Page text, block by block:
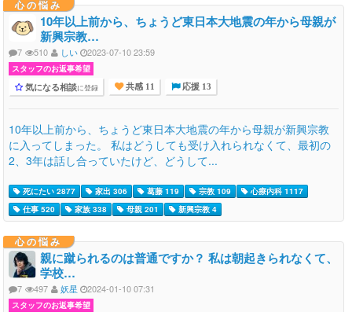
心の悩み
10年以上前から、ちょうど東日本大地震の年から母親が
新興宗教…
7 510 しい 2023-07-10 23:59
スタッフのお返事希望
気になる相談に登録 共感 11 応援 13
10年以上前から、ちょうど東日本大地震の年から母親が新興宗教
に入ってしまった。 私はどうしても受け入れられなくて、最初の
2、3年は話し合っていたけど、どうして...
死にたい 2877 家出 306 葛藤 119 宗教 109
心療内科 1117
仕事 520
家族 338 母親 201 新興宗教 4
心の悩み
親に蹴られるのは普通ですか？ 私は朝起きられなくて、
学校…
7 497 妖星 2024-01-10 07:31
スタッフのお返事希望